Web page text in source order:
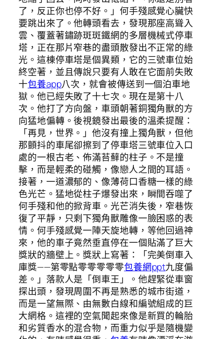
了，反正你也停不好。」何手殘感覺心臟快
要跳出來了。他轉頭看去，發現那座高聳入
雲、覆蓋著鏽跡斑斑鐵網的多層機械式停車
塔，正在那片窄巷的盡頭散發出不正常的綠
光。這棟停車塔是個異類，它的三號車位始
終空著，並且傳說只要有人敢在它面前失敗
十包養app八次，就會被傳送到一個泊車地
獄。他已經失敗了十七次。現在是第十八
次。他打了方向盤，車頭朝著銅獨角獸的方
向猛地偏轉。後視鏡發出最後的溫柔提醒：
「再見，世界。」他沒有撞上獨角獸，但他
那顫抖的車尾卻擦到了停車塔三號車位入口
處的一根古老、佈滿苔蘚的柱子。不是撞
擊，而是輕柔的碰觸，像戀人之間的耳語。
接著，一道濃郁的、像薄荷口香糖一樣的綠
色光芒。猛地從柱子爆發出來，瞬間吞噬了
何手殘和他的掀背車。光芒消失後，窄巷恢
復了平靜，只剩下獨角獸雕像一臉困惑的表
情。何手殘感覺一陣天旋地轉，等他回過神
來，他的車子竟然垂直停在一個貼滿了巨大
獎狀的牆壁上。獎狀上寫著：「完美倒車入
庫獎——第零點零零零零零包養網ppt九度偏
差。」落款人是「倒車王」。他趕緊從車窗
探出頭，發現周圍不再是熟悉的城市街道，
而是一望無際、由無數白線和編號組成的巨
大網格。這裡的空氣聞起來像是新買的輪胎
和劣質香水的混合物，而重力似乎是隨機變